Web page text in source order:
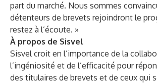
part du marché. Nous sommes
détenteurs de brevets rejoindront le
restez à l’écoute. »
À propos de Sisvel
Sisvel croit en l’importance de la
l’ingéniosité et de l’efficacité pour
des titulaires de brevets et de ceux qui